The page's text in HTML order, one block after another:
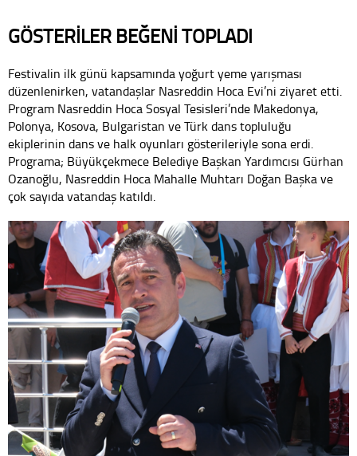
GÖSTERİLER BEĞENİ TOPLADI
Festivalin ilk günü kapsamında yoğurt yeme yarışması
düzenlenirken, vatandaşlar Nasreddin Hoca Evi’ni ziyaret etti.
Program Nasreddin Hoca Sosyal Tesisleri’nde Makedonya,
Polonya, Kosova, Bulgaristan ve Türk dans topluluğu
ekiplerinin dans ve halk oyunları gösterileriyle sona erdi.
Programa; Büyükçekmece Belediye Başkan Yardımcısı Gürhan
Ozanoğlu, Nasreddin Hoca Mahalle Muhtarı Doğan Başka ve
çok sayıda vatandaş katıldı.